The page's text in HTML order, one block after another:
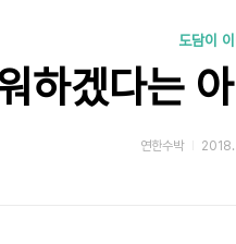
도담이 이
하겠다는
연한수박